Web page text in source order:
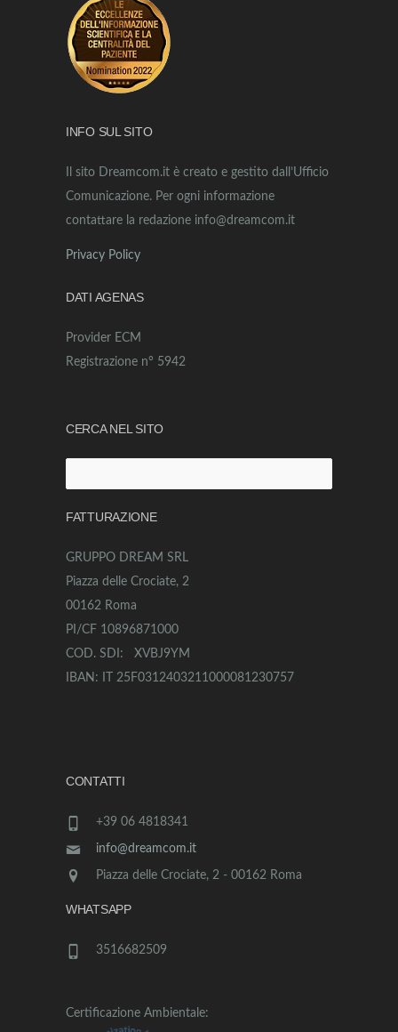
INFO SUL SITO
Il sito Dreamcom.it è creato e gestito dall’Ufficio
Comunicazione. Per ogni informazione
contattare la redazione info@dreamcom.it
Privacy Policy
DATI AGENAS
Provider ECM
Registrazione n° 5942
CERCA NEL SITO
per:
FATTURAZIONE
GRUPPO DREAM SRL
Piazza delle Crociate, 2
00162 Roma
PI/CF 10896871000
COD. SDI: XVBJ9YM
IBAN: IT 25F0312403211000081230757
CONTATTI
+39 06 4818341
info@dreamcom.it
Piazza delle Crociate, 2 - 00162 Roma
WHATSAPP
3516682509
Certificazione Ambientale: